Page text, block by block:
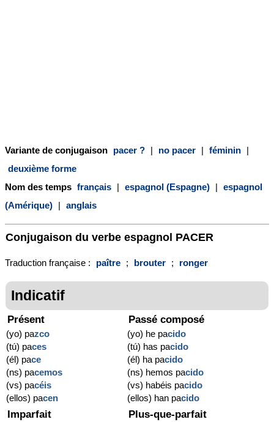
Variante de conjugaison pacer ? | no pacer | féminin |
deuxième forme
Nom des temps français | espagnol (Espagne) | espagnol
(Amérique) | anglais
Conjugaison du verbe espagnol PACER
Traduction française : paître ; brouter ; ronger
Indicatif
Présent
(yo) pazco
(tú) paces
(él) pace
(ns) pacemos
(vs) pacéis
(ellos) pacen
Passé composé
(yo) he pacido
(tú) has pacido
(él) ha pacido
(ns) hemos pacido
(vs) habéis pacido
(ellos) han pacido
Imparfait Plus-que-parfait